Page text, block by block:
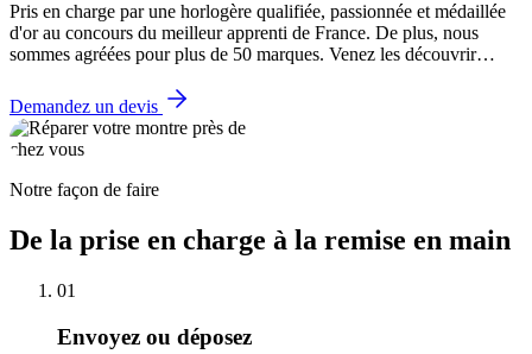
Pris en charge par une horlogère qualifiée, passionnée et médaillée
d'or au concours du meilleur apprenti de France. De plus, nous
sommes agréées pour plus de 50 marques. Venez les découvrir…
Demandez un devis
Notre façon de faire
De la prise en charge à la remise en main
01
Envoyez ou déposez